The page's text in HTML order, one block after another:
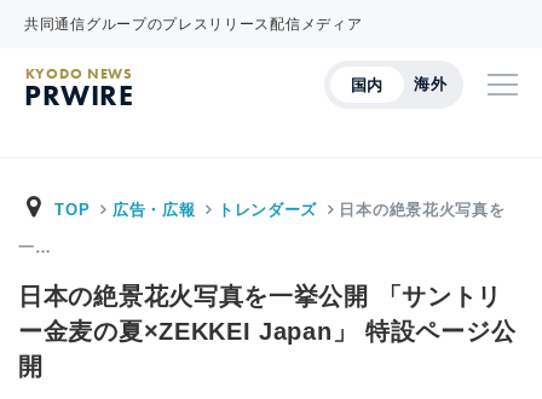
共同通信グループのプレスリリース配信メディア
国内 海外
KYODO NEWS
PRWIRE
TOP 広告・広報 トレンダーズ 日本の絶景花火写真を
一…
日本の絶景花火写真を一挙公開 「サントリ
ー金麦の夏×ZEKKEI Japan」 特設ページ公
開